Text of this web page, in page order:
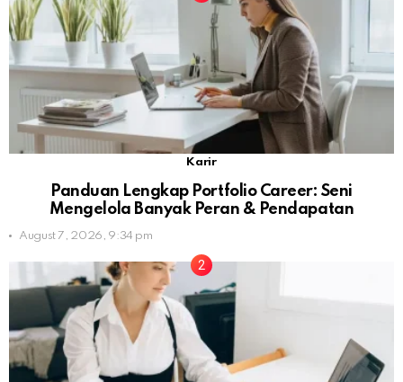
Karir
Panduan Lengkap Portfolio Career: Seni
Mengelola Banyak Peran & Pendapatan
August 7, 2026, 9:34 pm